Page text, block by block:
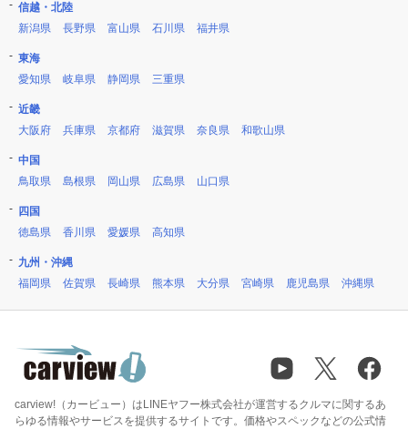
信越・北陸
新潟県
長野県 富山県 石川県 福井県
東海
愛知県
岐阜県 静岡県 三重県
近畿
大阪府
兵庫県 京都府 滋賀県 奈良県 和歌山県
中国
鳥取県
島根県 岡山県 広島県 山口県
四国
徳島県
香川県 愛媛県 高知県
九州・沖縄
福岡県
佐賀県 長崎県 熊本県 大分県 宮崎県 鹿児島県 沖縄県
carview!（カービュー）はLINEヤフー株式会社が運営するクルマに関するあ
らゆる情報やサービスを提供するサイトです。価格やスペックなどの公式情